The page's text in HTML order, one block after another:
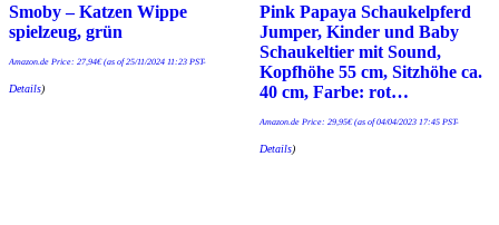
Smoby – Katzen Wippe
spielzeug, grün
Amazon.de Price: 27,94€(as of 25/11/2024 11:23 PST-
Details)
Pink Papaya Schaukelpferd
Jumper, Kinder und Baby
Schaukeltier mit Sound,
Kopfhöhe 55 cm, Sitzhöhe ca.
40 cm, Farbe: rot…
Amazon.de Price: 29,95€(as of 04/04/2023 17:45 PST-
Details)